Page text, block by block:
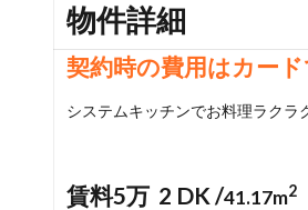
物件詳細
契約時の費用はカー
システムキッチンでお料理ラクラ
賃料5万 2 DK /41.17m2